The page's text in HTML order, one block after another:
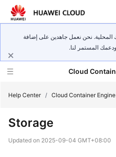
المحلية. نحن نعمل جاهدين على إضافة
المستمر لنا.
Cloud
Help Center / Cloud Container Engine
Storage
Updated on 2025-09-04 GMT+08:00